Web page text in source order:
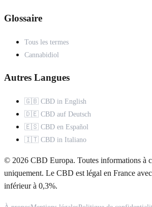
Glossaire
Tous les termes
Cannabidiol
Autres Langues
🇬🇧 CBD in English
🇩🇪 CBD auf Deutsch
🇪🇸 CBD en Español
🇮🇹 CBD in Italiano
© 2026 CBD Europa. Toutes informations à
uniquement. Le CBD est légal en France
inférieur à 0,3%.